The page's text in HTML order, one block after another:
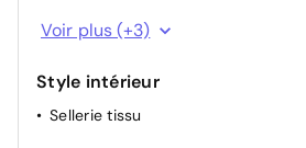
Lève-vitres AR manuels
Limiteur de vitesse
Voir plus (+3)
Style intérieur
Sellerie tissu